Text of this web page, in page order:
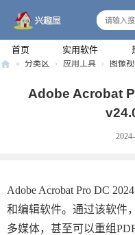
首页 实用软件
» 分类区 › 应用工具 › 图像
Adobe Acrobat
Adobe Acrobat Pro DC
和编辑软件。通过该软件
多媒体，甚至可以重组